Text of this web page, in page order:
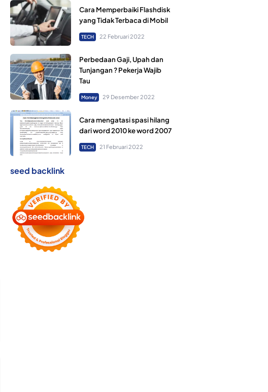
Cara Memperbaiki Flashdisk
yang Tidak Terbaca di Mobil
TECH 22 Februari 2022
Perbedaan Gaji, Upah dan
Tunjangan ? Pekerja Wajib
Tau
Money 29 Desember 2022
Cara mengatasi spasi hilang
dari word 2010 ke word 2007
TECH 21 Februari 2022
seed backlink